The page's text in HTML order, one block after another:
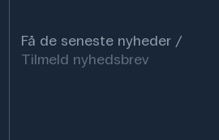
Få de seneste nyheder
Tilmeld nyhedsbrev